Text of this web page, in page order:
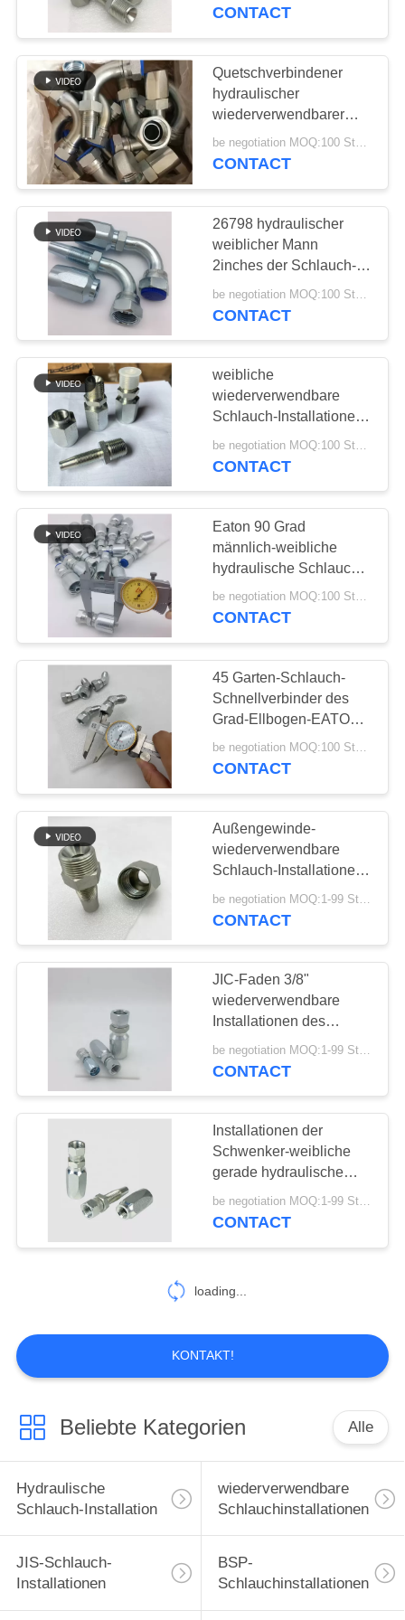
TRETEN
SIE
MIT
UNS
VERBINDUNG
FORDERN
ZITAT
SITEMAP
PRIVACY
POLICY
JIS-Schlauch-
Installationen
BSP-
Schlauchinstallationen
49
Lärm-Schlauch-
Installationen
Edelstahl-Schlauch-
Adapter
46
Männlich-weibliches
Schlauch-
Verbindungsstück
Metrische
Schlauchadapter
33
hydraulische
99
Gleitringdichtungen
96
wiederverwendbare
CONTACT
Quetschverbindener
hydraulischer
wiederverwendbarer
Installations-Einteiler
des Schlauch-1/4inches
be negotiation MOQ:100 Stücke
CONTACT
26798 hydraulischer
weiblicher Mann
2inches der Schlauch-
Zwingen-Installations-
JIC BSP NPT
CONTACT
weibliche
wiederverwendbare
Schlauch-Installationen
26718D Jic BSP
be negotiation MOQ:100 Stücke
CONTACT
Eaton 90 Grad
männlich-weibliche
hydraulische Schlauch-
Installationen Jic Bsp
be negotiation MOQ:100 Stücke
CONTACT
45 Garten-Schlauch-
Schnellverbinder des
Grad-Ellbogen-EATON
2J4
be negotiation MOQ:100 Stücke
CONTACT
Außengewinde-
wiederverwendbare
Schlauch-Installationen
Soems NPT
CONTACT
JIC-Faden 3/8"
wiederverwendbare
Installationen des
Schlauch-26718D-06-06
be negotiation MOQ:1-99 Stücke
CONTACT
Installationen der
Schwenker-weibliche
gerade hydraulische
Zwingen-26718D-08-08
be negotiation MOQ:1-99 Stücke
CONTACT
loading...
KONTAKT!
Beliebte Kategorien Alle
Hydraulische
Schlauch-Installation
wiederverwendbare
Schlauchinstallationen
JIS-Schlauch-
Installationen
BSP-
Schlauchinstallationen